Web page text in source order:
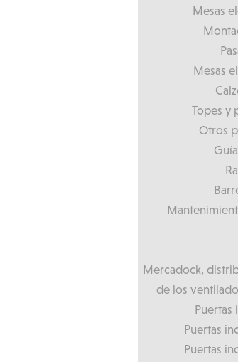
Mesas
Mesas
Topes y
Otros
Mercadock,
de los
Puertas
Puertas
Puertas